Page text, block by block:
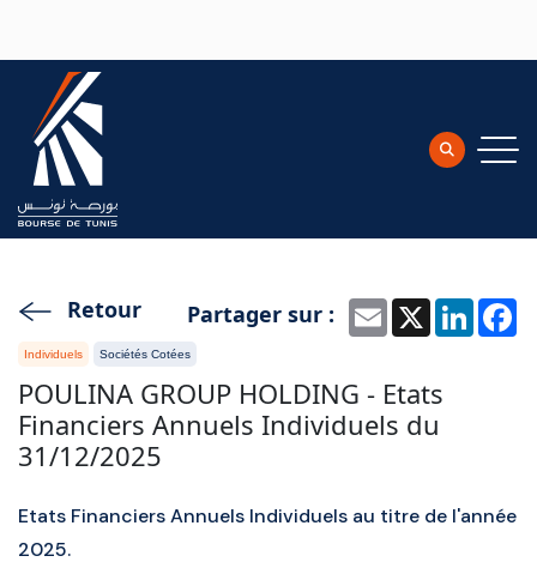
Retour Partager sur : EmailX
Individuels Sociétés Cotées
POULINA GROUP HOLDING - Etats
Financiers Annuels Individuels du
31/12/2025
Etats Financiers Annuels Individuels au titre de l'année
2025.